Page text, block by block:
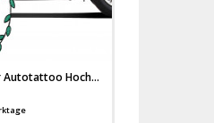
Autoaufkleber Autotattoo Hochzeit mit Pusteblume Namen Datum und Spruch Wir haben geheiratet M2143